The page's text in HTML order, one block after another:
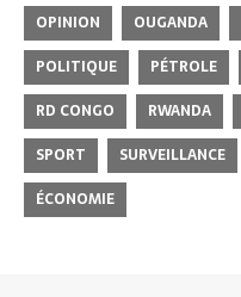
OPINION
OUGANDA
POLITIQUE
PÉTROLE
RD CONGO
RWANDA
SPORT
SURVEILLANCE
ÉCONOMIE